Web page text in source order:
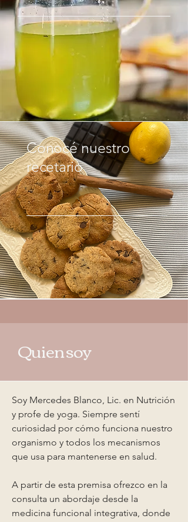
Conocé nuestro
recetario
Quien soy
Soy Mercedes Blanco, Lic. en Nutrición
y profe de yoga. Siempre sentí
curiosidad por cómo funciona nuestro
organismo y todos los mecanismos
que usa para mantenerse en salud.
A partir de esta premisa ofrezco en la
consulta un abordaje desde la
medicina funcional integrativa, donde